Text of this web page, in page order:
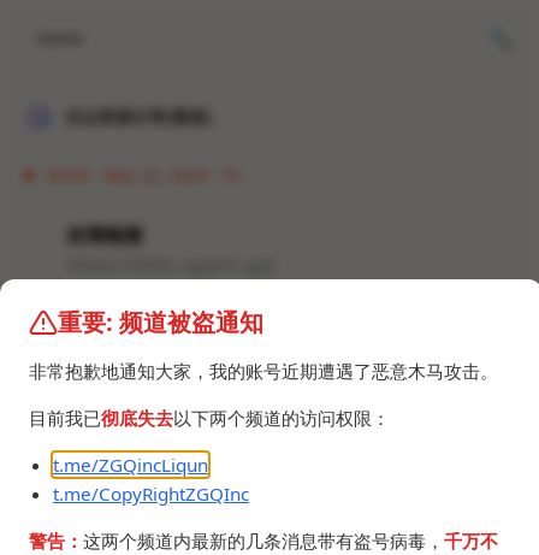
友情链接
重要: 频道被盗通知
非常抱歉地通知大家，我的账号近期遭遇了恶意木马攻击。
目前我已彻底失去以下两个频道的访问权限：
t.me/ZGQincLiqun
t.me/CopyRightZGQInc
警告： 这两个频道内最新的几条消息带有盗号病毒， 千万不